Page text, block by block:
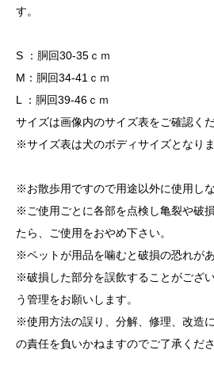
す。
S ：胴回30-35ｃｍ
M：胴回34-41ｃｍ
L ：胴回39-46ｃｍ
サイズは画像内のサイズ表をご確認くだ
※サイズ表は犬のボディサイズとなりま
※お散歩用ですので用途以外に使用しな
※ご使用ごとに各部を点検し亀裂や破
たら、ご使用をおやめ下さい。
※ペットが用品を噛むと破損の恐れがあ
※破損した部分を誤飲することがござ
う管理をお願いします。
※使用方法の誤り、分解、修理、改造
の責任を負いかねますのでご了承くださ